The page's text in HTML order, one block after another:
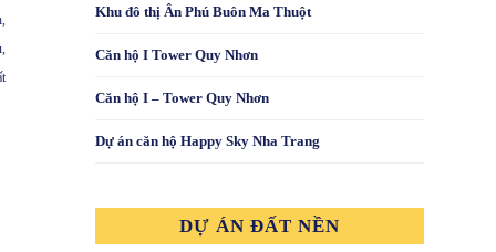
,
,
Khu đô thị Ân Phú Buôn Ma Thuột
Căn hộ I Tower Quy Nhơn
Căn hộ I – Tower Quy Nhơn
Dự án căn hộ Happy Sky Nha Trang
DỰ ÁN ĐẤT NỀN